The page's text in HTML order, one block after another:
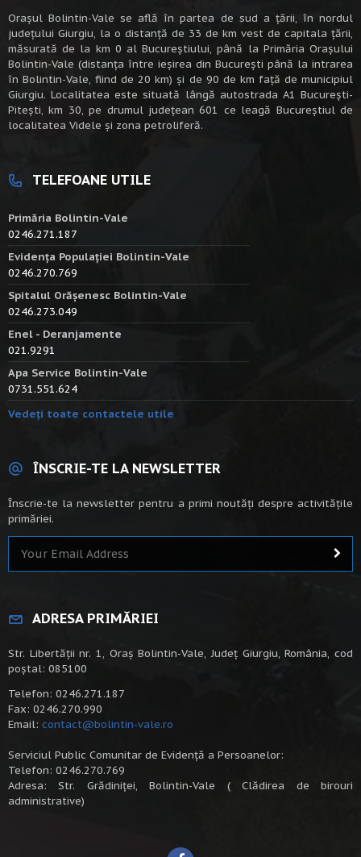
Oraşul Bolintin-Vale se află în partea de sud a ţării, în nordul
judeţului Giurgiu, la o distanţă de 33 de km vest de capitala țării,
măsurată de la km 0 al Bucureștiului, până la Primăria Orașului
Bolintin-Vale (distanța între ieșirea din București până la intrarea
în Bolintin-Vale, fiind de 20 km) şi de 90 de km faţă de municipiul
Giurgiu. Localitatea este situată lângă autostrada A1 Bucureşti-
Piteşti, km 30, pe drumul judeţean 601 ce leagă Bucureştiul de
localitatea Videle şi zona petroliferă.
TELEFOANE UTILE
Primăria Bolintin-Vale
0246.271.187
Evidența Populației Bolintin-Vale
0246.270.769
Spitalul Orășenesc Bolintin-Vale
0246.273.049
Enel - Deranjamente
021.9291
Apa Service Bolintin-Vale
0731.551.624
Vedeți toate contactele utile
ÎNSCRIE-TE LA NEWSLETTER
Înscrie-te la newsletter pentru a primi noutăți despre activitățile
primăriei.
ADRESA PRIMĂRIEI
Str. Libertății nr. 1, Oraș Bolintin-Vale, Județ Giurgiu, România, cod
poștal: 085100
Telefon: 0246.271.187
Fax: 0246.270.990
Email: contact@bolintin-vale.ro
Serviciul Public Comunitar de Evidență a Persoanelor:
Telefon: 0246.270.769
Adresa: Str. Grădiniței, Bolintin-Vale ( Clădirea de birouri
administrative)